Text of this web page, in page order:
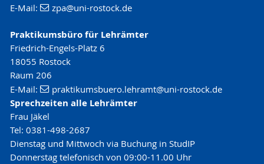
Uhr
Veranstaltungsort: online unter folgendem Link:
https://uni-rostock-de.zoom-x.de/j/2145398423
pwd=iirRrNbX5M7a7wioLRkdXC1ZdnRuWR.1
E-Mail:
zpa@uni-rostock.de
Praktikumsbüro für Lehrämter
Friedrich-Engels-Platz 6
18055 Rostock
Raum 206
E-Mail:
praktikumsbuero.lehramt@uni-rostock.de
Sprechzeiten alle Lehrämter
Frau Jäkel
Tel: 0381-498-2687
Dienstag und Mittwoch via Buchung in StudIP
Donnerstag telefonisch von 09:00-11.00 Uhr